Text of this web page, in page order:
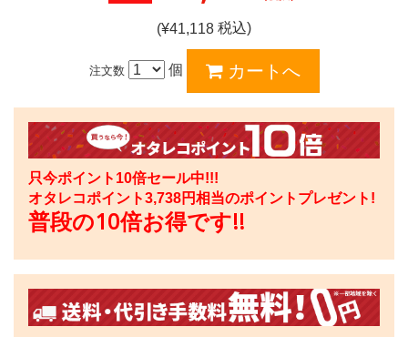
(¥41,118 税込)
注文数 個
只今ポイント10倍セール中!!!
オタレコポイント3,738円相当のポイントプレゼント!
普段の10倍お得です!!